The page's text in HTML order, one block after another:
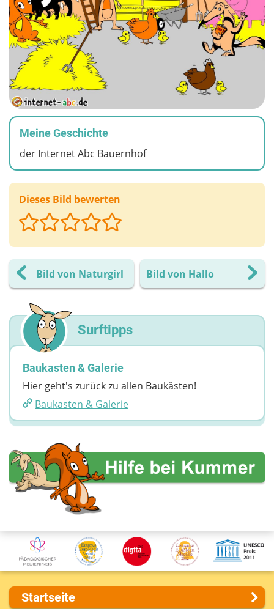
Meine Geschichte
der Internet Abc Bauernhof
Dieses Bild bewerten
Bild von Naturgirl Bild von Hallo
Surftipps
Baukasten & Galerie
Hier geht's zurück zu allen Baukästen!
Baukasten & Galerie
Startseite